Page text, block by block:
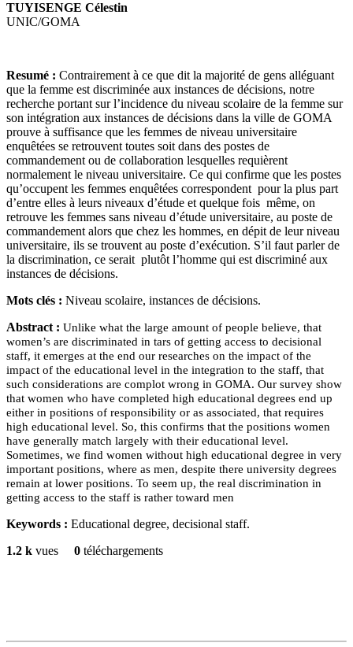
TUYISENGE Célestin
UNIC/GOMA
Resumé : Contrairement à ce que dit la majorité de gens alléguant
que la femme est discriminée aux instances de décisions, notre
recherche portant sur l’incidence du niveau scolaire de la femme sur
son intégration aux instances de décisions dans la ville de GOMA
prouve à suffisance que les femmes de niveau universitaire
enquêtées se retrouvent toutes soit dans des postes de
commandement ou de collaboration lesquelles requièrent
normalement le niveau universitaire. Ce qui confirme que les postes
qu’occupent les femmes enquêtées correspondent pour la plus part
d’entre elles à leurs niveaux d’étude et quelque fois même, on
retrouve les femmes sans niveau d’étude universitaire, au poste de
commandement alors que chez les hommes, en dépit de leur niveau
universitaire, ils se trouvent au poste d’exécution. S’il faut parler de
la discrimination, ce serait plutôt l’homme qui est discriminé aux
instances de décisions.
Mots clés : Niveau scolaire, instances de décisions.
Abstract : Unlike what the large amount of people believe, that
women’s are discriminated in tars of getting access to decisional
staff, it emerges at the end our researches on the impact of the
impact of the educational level in the integration to the staff, that
such considerations are complot wrong in GOMA. Our survey show
that women who have completed high educational degrees end up
either in positions of responsibility or as associated, that requires
high educational level. So, this confirms that the positions women
have generally match largely with their educational level.
Sometimes, we find women without high educational degree in very
important positions, where as men, despite there university degrees
remain at lower positions. To seem up, the real discrimination in
getting access to the staff is rather toward men
Keywords : Educational degree, decisional staff.
1.2 k vues 0 téléchargements